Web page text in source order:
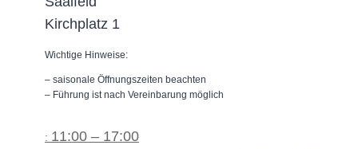
Kirchplatz 1
Wichtige Hinweise:
– saisonale Öffnungszeiten beachten
– Führung ist nach Vereinbarung möglich
: 11:00 – 17:00